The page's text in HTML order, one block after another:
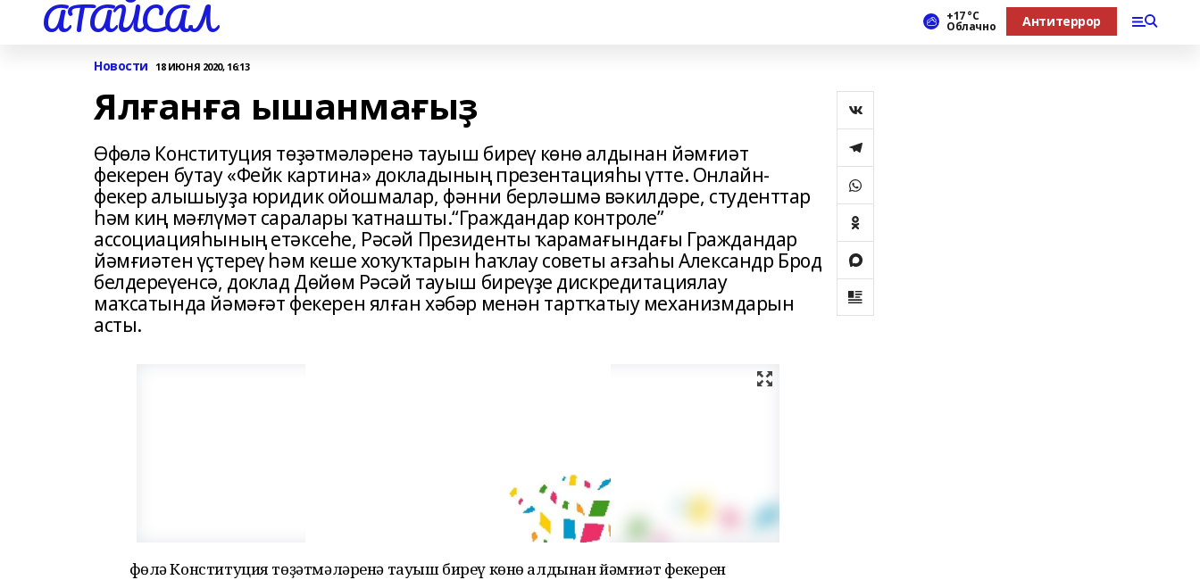
АТАЙСАЛ +17 °С
Облачно Антитеррор
Новости 18 ИЮНЯ 2020, 16:13
Ялғанға ышанмағыҙ
Өфөлә Конституция төҙәтмәләренә тауыш биреү көнө алдынан йәмғиәт
фекерен бутау «Фейк картина» докладының презентацияһы үтте. Онлайн-
фекер алышыуҙа юридик ойошмалар, фәнни берләшмә вәкилдәре, студенттар
һәм киң мәғлүмәт саралары ҡатнашты.“Граждандар контроле”
ассоциацияһының етәксеһе, Рәсәй Президенты ҡарамағындағы Граждандар
йәмғиәтен үҫтереү һәм кеше хоҡуҡтарын һаҡлау советы ағзаһы Александр Брод
белдереүенсә, доклад Дөйөм Рәсәй тауыш биреүҙе дискредитациялау
маҡсатында йәмәғәт фекерен ялған хәбәр менән тартҡатыу механизмдарын
асты.
Өфөлә Конституция төҙәтмәләренә тауыш биреү көнө алдынан йәмғиәт фекерен